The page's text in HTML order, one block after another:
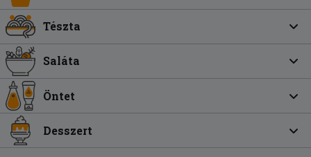
Tészta
Saláta
Öntet
Desszert